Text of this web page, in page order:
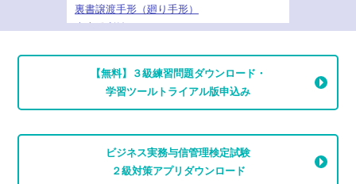
裏書譲渡手形（廻り手形）
売上高総利益率
売上高利益率
売掛債権回転期間
運転資金
営業利益
【無料】３級練習問題ダウンロード・
学習ツールトライアル版申込み
ビジネス実務与信管理検定試験
２級対策アプリダウンロード